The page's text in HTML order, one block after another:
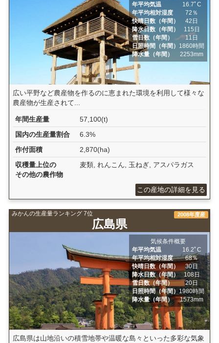
年平均気温
16.7ﾟC
年平均相対湿度
72％
快晴日数（年間）
42日
降水日数（年間）
115日
雪日数（年間）
11日
日照時間（年間） 1860時間
降水量（年間）
2253mm
広い平野など農産物を作るのに恵まれた環境を利用して様々な
農産物が生産されて...
年間生産量
57,100(t)
国内の生産量割合
6.3%
作付面積
2,870(ha)
収穫量上位の
その他の農作物
麦類, れんこん, 玉ねぎ, アスパラガス
この産地の詳細を見る
みかんの生産量ランキング 7位
広島県
2008年度産
気候条件概要
年平均気温
16.2ﾟC
年平均相対湿度
68％
快晴日数（年間）
30日
降水日数（年間）
108日
雪日数（年間）
20日
日照時間（年間） 1980時間
降水量（年間）
1573mm
広島県は山地沿いの積雪地帯や温暖な島々といった多彩な気象